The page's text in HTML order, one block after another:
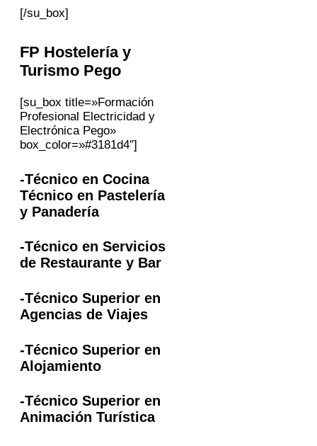
[/su_box]
FP Hostelería y
Turismo Pego
[su_box title=»Formación
Profesional Electricidad y
Electrónica Pego»
box_color=»#3181d4″]
-Técnico en Cocina
Técnico en Pastelería
y Panadería
-Técnico en Servicios
de Restaurante y Bar
-Técnico Superior en
Agencias de Viajes
-Técnico Superior en
Alojamiento
-Técnico Superior en
Animación Turística